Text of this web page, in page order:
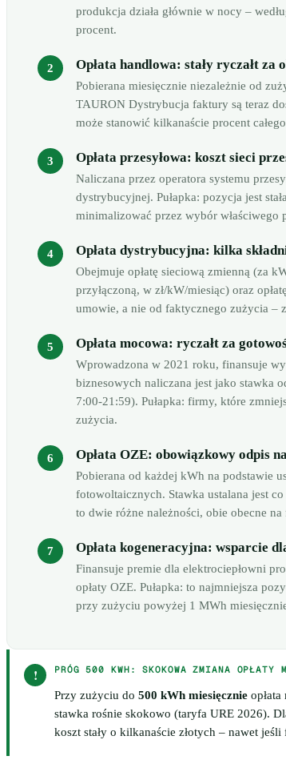
produkcja działa głównie w nocy –
procent.
Opłata handlowa: stały ryczałt za
Pobierana miesięcznie niezależnie od
TAURON Dystrybucja faktury są teraz
może stanowić kilkanaście procent
Opłata przesyłowa: koszt sieci
Naliczana przez operatora systemu
dystrybucyjnej. Pułapka: pozycja jest
minimalizować przez wybór właściwego
Opłata dystrybucyjna: kilka
Obejmuje opłatę sieciową zmienną (za
przyłączoną, w zł/kW/miesiąc) oraz
umowie, a nie od faktycznego zużycia –
Opłata mocowa: ryczałt za
Wprowadzona w 2021 roku, finansuje
biznesowych naliczana jest jako stawka
7:00-21:59). Pułapka: firmy, które
zużycia.
Opłata OZE: obowiązkowy odpis
Pobierana od każdej kWh na podstawie
fotowoltaicznych. Stawka ustalana jest
to dwie różne należności, obie obecne
Opłata kogeneracyjna: wsparcie
Finansuje premie dla elektrociepłowni
opłaty OZE. Pułapka: to najmniejsza
przy zużyciu powyżej 1 MWh
! PRÓG 500 KWH: SKOKOWA ZMIANA OPŁATY
Przy zużyciu do 500 kWh miesięcznie
stawka rośnie skokowo (taryfa URE 2026).
koszt stały o kilkanaście złotych – nawet